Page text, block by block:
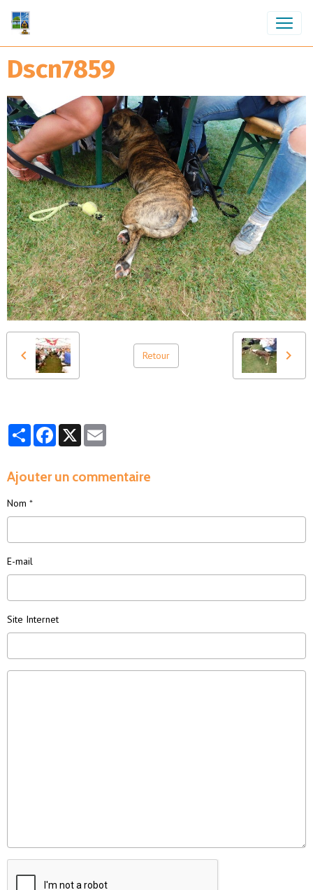
Dscn7859
Retour
PartagerFacebook
X
Ajouter un commentaire
Nom
E-mail
Site Internet